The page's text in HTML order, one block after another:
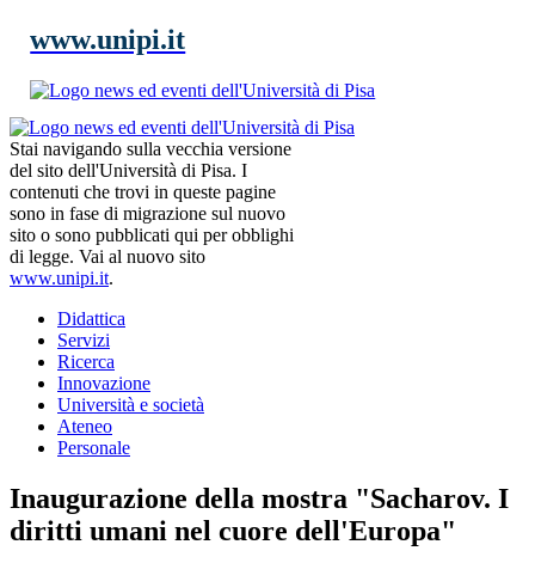
www.unipi.it
Stai navigando sulla vecchia versione
del sito dell'Università di Pisa. I
contenuti che trovi in queste pagine
sono in fase di migrazione sul nuovo
sito o sono pubblicati qui per obblighi
di legge. Vai al nuovo sito
www.unipi.it.
Didattica
Servizi
Ricerca
Innovazione
Università e società
Ateneo
Personale
Inaugurazione della mostra "Sacharov. I
diritti umani nel cuore dell'Europa"